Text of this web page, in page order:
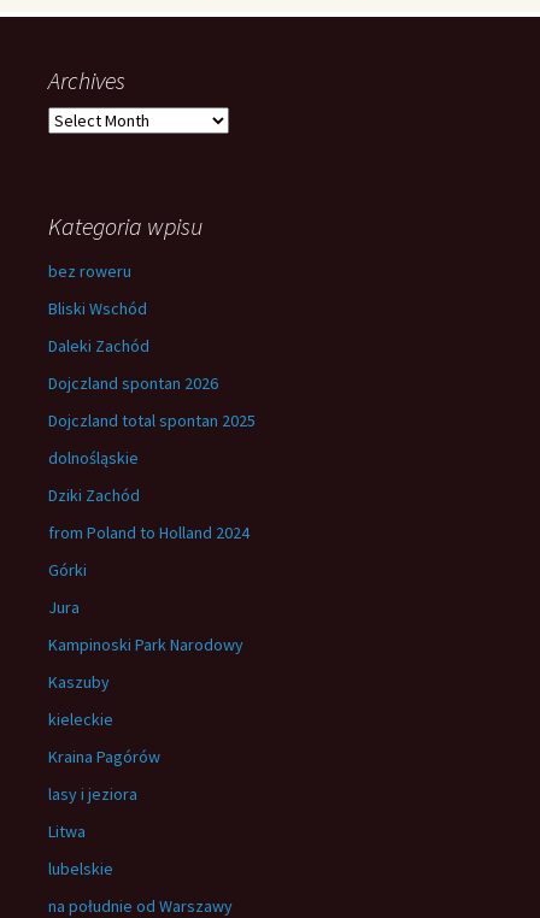
Archives
Archives
Kategoria wpisu
bez roweru
Bliski Wschód
Daleki Zachód
Dojczland spontan 2026
Dojczland total spontan 2025
dolnośląskie
Dziki Zachód
from Poland to Holland 2024
Górki
Jura
Kampinoski Park Narodowy
Kaszuby
kieleckie
Kraina Pagórów
lasy i jeziora
Litwa
lubelskie
na południe od Warszawy